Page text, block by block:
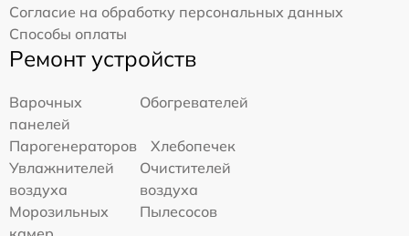
Согласие на обработку персональных данных
Способы оплаты
Ремонт устройств
Варочных
панелей
Обогревателей
Парогенераторов
Хлебопечек
Увлажнителей
воздуха
Очистителей
воздуха
Морозильных
Пылесосов